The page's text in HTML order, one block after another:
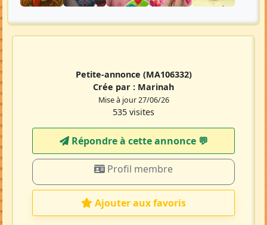
Petite-annonce (MA106332)
Crée par : Marinah
Mise à jour 27/06/26
535 visites
Répondre à cette annonce 💬​
Profil membre
Ajouter aux favoris